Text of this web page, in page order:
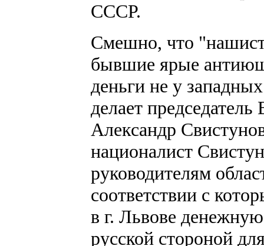
СССР.
Смешно, что
бывшие ярые
деньги не у
делает
Александр
националист
руководителям
соответствии с
в г. Львове
русской стороной